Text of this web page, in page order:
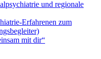
und regionale
Erfahrenen zum
mit dir“